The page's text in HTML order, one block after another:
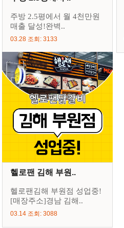
주방 2.5평에서 월 4천만원
매출 달성!완벽..
03.28 조회: 3133
헬로팬 김해 부원..
헬로팬김해 부원점 성업중!
[매장주소]경남 김해..
03.14 조회: 3088